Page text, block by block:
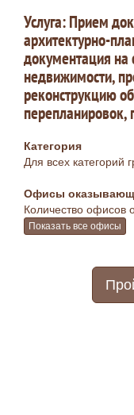
Услуга: Прием
архитектурно-
документация на
недвижимости,
реконструкцию
перепланировок,
Категория
Для всех категорий
Офисы
Количество офисов
Показать все офисы